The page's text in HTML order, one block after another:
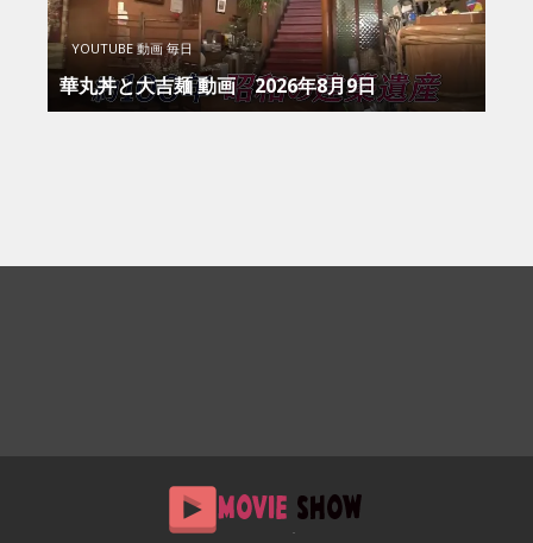
YOUTUBE 動画 毎日
華丸丼と大吉麺 動画 2026年8月9日